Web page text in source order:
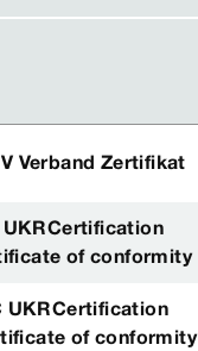
Verband Zertifikat
UKRCertification
of conformity
UKRCertification
of conformity